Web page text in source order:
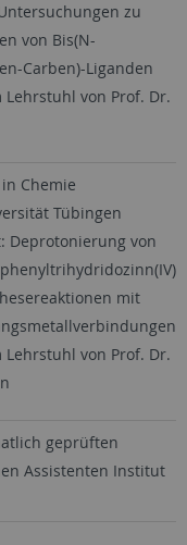
zu
von Bis(N-
Carben)-Liganden
von Prof. Dr.
Chemie
Tübingen
Deprotonierung von
mit
von Prof. Dr.
geprüften
Assistenten Institut